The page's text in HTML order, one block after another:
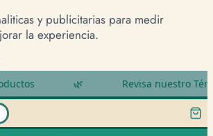
y publicitarias para medir
la experiencia.
Revisa nuestro